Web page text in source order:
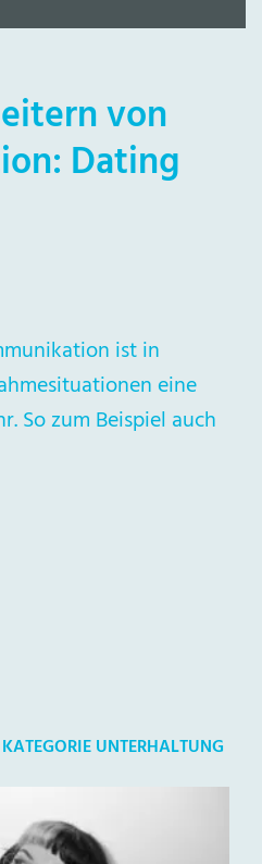
von
Dating
ist in
eine
So zum Beispiel auch
UNTERHALTUNG